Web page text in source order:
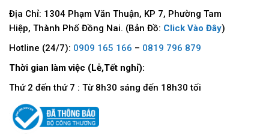
Địa Chỉ: 1304 Phạm Văn Thuận, KP 7, Phường Tam
Hiệp, Thành Phố Đồng Nai. (Bản Đồ: Click Vào Đây)
Hotline (24/7): 0909 165 166 – 0819 796 879
Thời gian làm việc (Lễ,Tết nghỉ):
Thứ 2 đến thứ 7 : Từ 8h30 sáng đến 18h30 tối